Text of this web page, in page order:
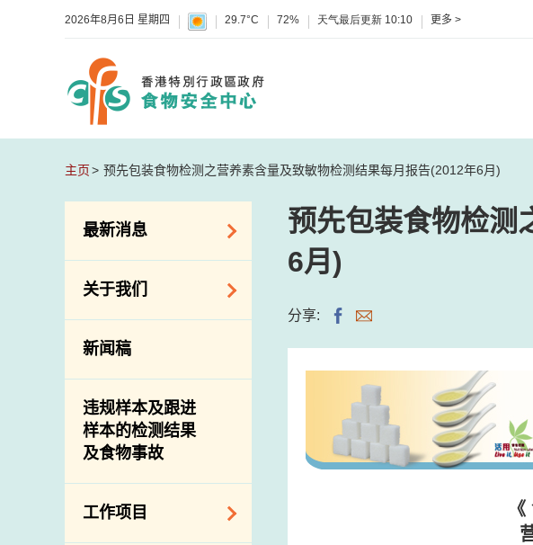
2026年8月6日 星期四 29.7°C 72% 天气最后更新 10:10 更多 >
主页 预先包装食物检测之营养素含量及致敏物检测结果每月报告(2012年6月)
最新消息
食物警报 / 致敏物
警报
活动
关于我们
组织结构
介绍短片
新闻稿
违规样本及跟进
样本的检测结果
及食物事故
工作项目
预先包装食物检测
6月)
分享: